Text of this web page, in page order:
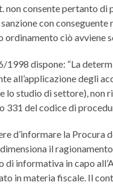
non consente pertanto
con conseguente
ciò avviene
1998 dispone: “La
all’applicazione degli
studio di settore), non
331 del codice di
d’informare la
il ragionamento
informativa in capo
in materia fiscale. Il